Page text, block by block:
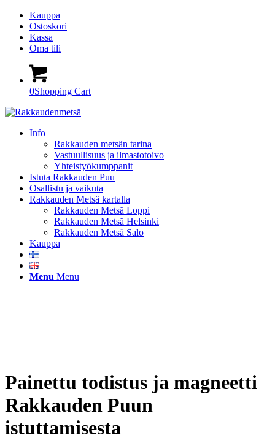
Kauppa
Ostoskori
Kassa
Oma tili
0Shopping Cart
Info
Rakkauden metsän tarina
Vastuullisuus ja ilmastotoivo
Yhteistyökumppanit
Istuta Rakkauden Puu
Osallistu ja vaikuta
Rakkauden Metsä kartalla
Rakkauden Metsä Loppi
Rakkauden Metsä Helsinki
Rakkauden Metsä Salo
Kauppa
Menu Menu
Painettu todistus ja magneetti
Rakkauden Puun
istuttamisesta